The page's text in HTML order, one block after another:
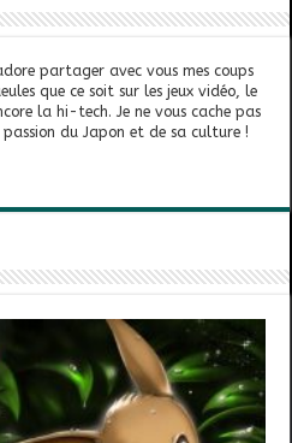
partager avec vous mes coups
que ce soit sur les jeux vidéo, le
la hi-tech. Je ne vous cache pas
du Japon et de sa culture !